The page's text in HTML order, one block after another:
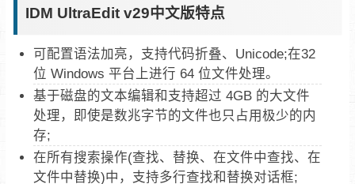
IDM UltraEdit v29中文版特点
可配置语法加亮，支持代码折叠、Unicode;在32
位 Windows 平台上进行 64 位文件处理。
基于磁盘的文本编辑和支持超过 4GB 的大文件
处理，即使是数兆字节的文件也只占用极少的内
存;
在所有搜索操作(查找、替换、在文件中查找、在
文件中替换)中，支持多行查找和替换对话框;